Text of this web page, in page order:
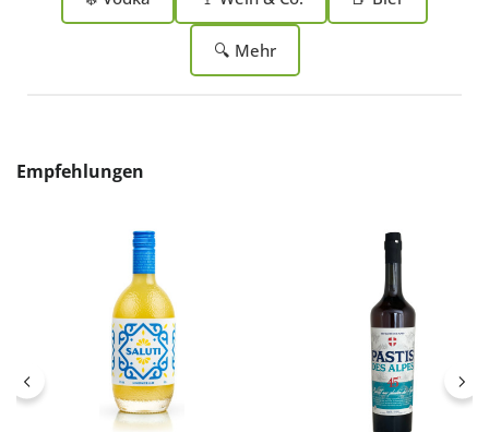
🔍 Mehr
Produktgalerie überspringen
Empfehlungen